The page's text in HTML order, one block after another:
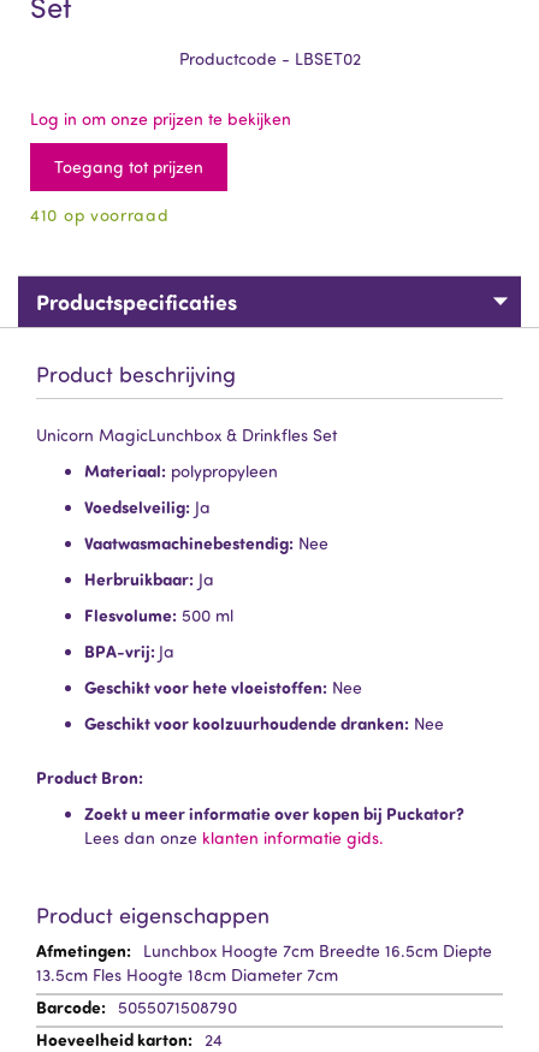
Productcode - LBSET02
Log in om onze prijzen te bekijken
Toegang tot prijzen
410 op voorraad
Productspecificaties
Product beschrijving
Unicorn MagicLunchbox & Drinkfles Set
Materiaal: polypropyleen
Voedselveilig: Ja
Vaatwasmachinebestendig: Nee
Herbruikbaar: Ja
Flesvolume: 500 ml
BPA-vrij: Ja
Geschikt voor hete vloeistoffen: Nee
Geschikt voor koolzuurhoudende dranken: Nee
Product Bron:
Zoekt u meer informatie over kopen bij Puckator?
Lees dan onze klanten informatie gids.
Product eigenschappen
Meer
informatie
Lunchbox Hoogte 7cm Breedte 16.5cm Diepte
13.5cm Fles Hoogte 18cm Diameter 7cm
5055071508790
24